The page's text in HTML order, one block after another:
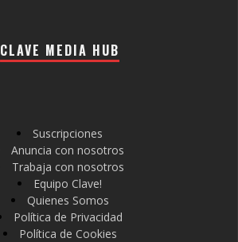
CLAVE MEDIA HUB
Suscripciones
Anuncia con nosotros
Trabaja con nosotros
Equipo Clave!
Quienes Somos
Política de Privacidad
Política de Cookies